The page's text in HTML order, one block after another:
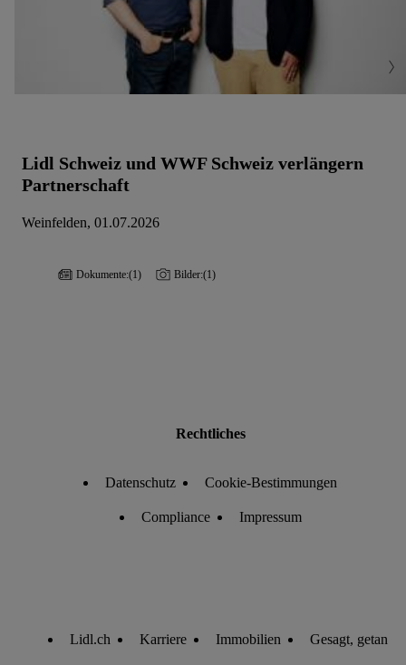
Lidl Schweiz und WWF Schweiz verlängern
Partnerschaft
Weinfelden, 01.07.2026
Dokumente:(1) Bilder:(1)
Rechtliches
Datenschutz Cookie-Bestimmungen
Compliance Impressum
Lidl.ch Karriere Immobilien Gesagt, getan